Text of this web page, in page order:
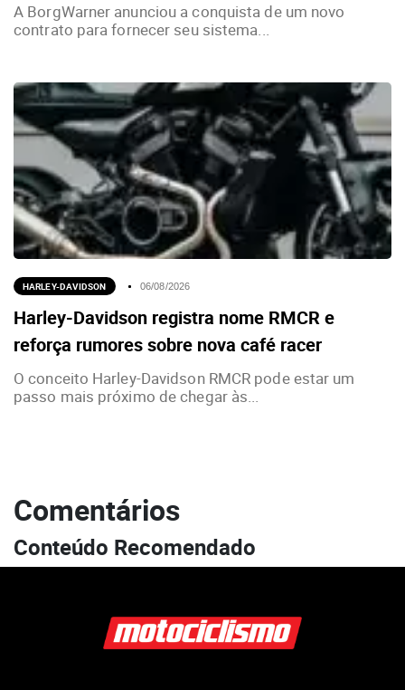
A BorgWarner anunciou a conquista de um novo
contrato para fornecer seu sistema...
HARLEY-DAVIDSON 06/08/2026
Harley-Davidson registra nome RMCR e
reforça rumores sobre nova café racer
O conceito Harley-Davidson RMCR pode estar um
passo mais próximo de chegar às...
Comentários
Conteúdo Recomendado